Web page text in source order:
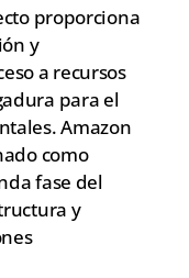
proporciona
y
a recursos
para el
Amazon
como
fase del
y